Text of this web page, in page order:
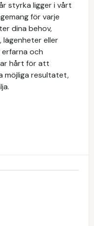
styrka ligger i vårt
för varje
dina behov,
eller
och
hårt för att
möjliga resultatet,